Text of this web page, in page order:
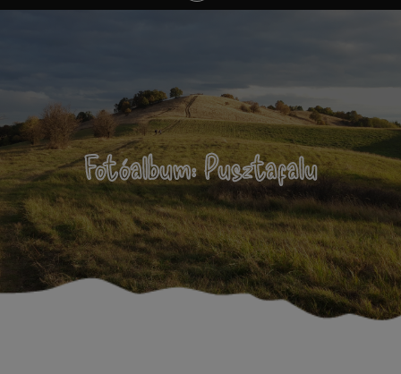
Fotóalbum: Pusztafalu